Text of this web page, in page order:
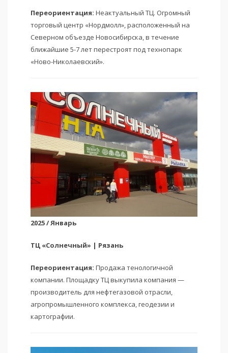
Переориентация: Неактуальный ТЦ. Огромный
торговый центр «Нордмолл», расположенный на
Северном объезде Новосибирска, в течение
ближайшие 5-7 лет перестроят под технопарк
«Ново-Николаевский».
2025 / Январь
ТЦ «Солнечный» | Рязань
Переориентация: Продажа тенологичной
компании. Площадку ТЦ выкупила компания —
производитель для нефтегазовой отрасли,
агропромышленного комплекса, геодезии и
картографии.